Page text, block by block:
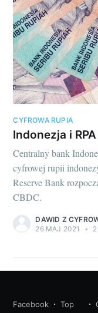
CYFROWA RUPIA
Indonezja i
Centralny bank
cyfrowej rupii
Reserve Bank
CBDC.
DAWID Z
26 MAJ 2021
•
Facebook
Top